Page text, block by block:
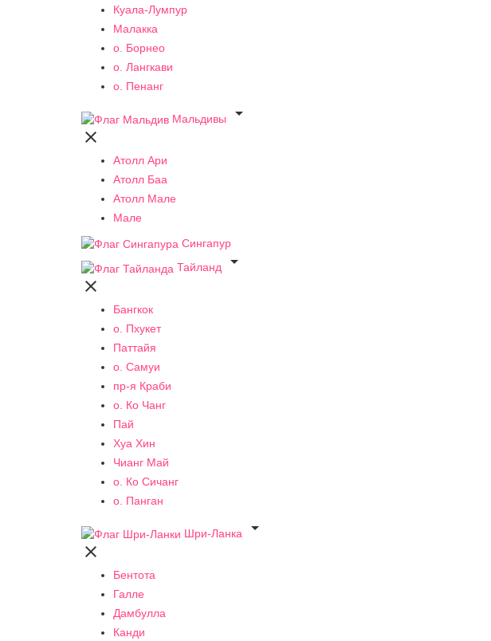
Куала-Лумпур
Малакка
о. Борнео
о. Лангкави
о. Пенанг
Мальдивы


Атолл Ари
Атолл Баа
Атолл Мале
Мале
Сингапур
Тайланд


Бангкок
о. Пхукет
Паттайя
о. Самуи
пр-я Краби
о. Ко Чанг
Пай
Хуа Хин
Чианг Май
о. Ко Сичанг
о. Панган
Шри-Ланка


Бентота
Галле
Дамбулла
Канди